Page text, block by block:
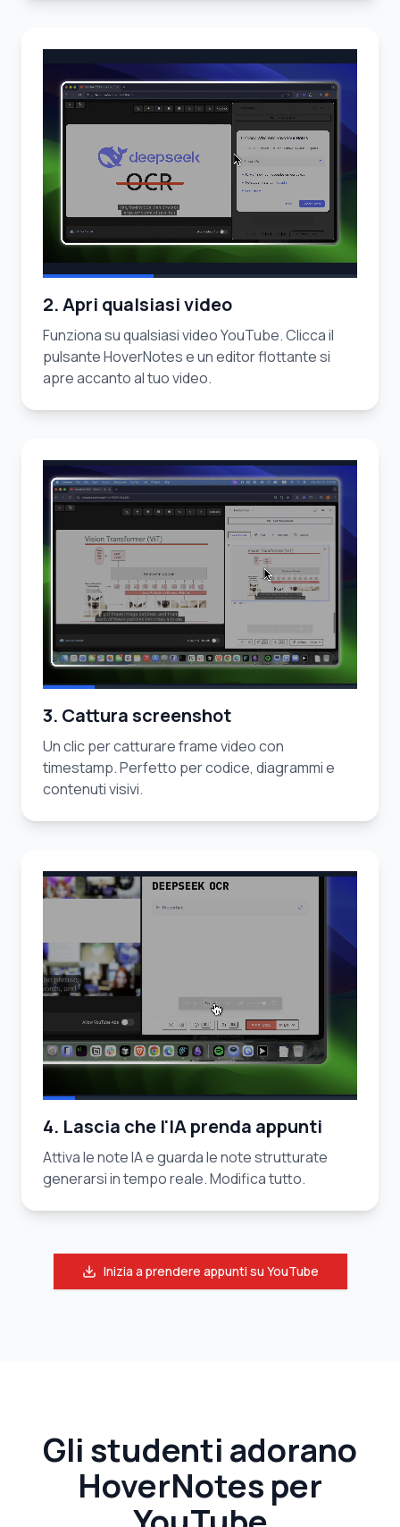
2. Apri qualsiasi video
Funziona su qualsiasi video YouTube. Clicca il
pulsante HoverNotes e un editor flottante si
apre accanto al tuo video.
3. Cattura screenshot
Un clic per catturare frame video con
timestamp. Perfetto per codice, diagrammi e
contenuti visivi.
4. Lascia che l'IA prenda appunti
Attiva le note IA e guarda le note strutturate
generarsi in tempo reale. Modifica tutto.
Inizia a prendere appunti su YouTube
Gli studenti adorano
HoverNotes per